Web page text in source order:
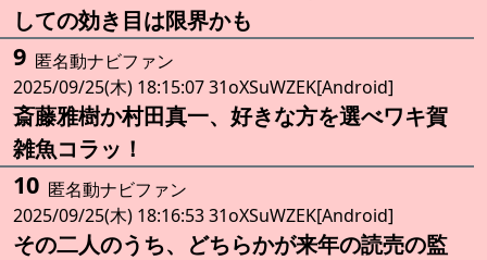
しての効き目は限界かも
9 匿名動ナビファン
2025/09/25(木) 18:15:07 31oXSuWZEK[Android]
斎藤雅樹か村田真一、好きな方を選べワキ賀
雑魚コラッ！
10 匿名動ナビファン
2025/09/25(木) 18:16:53 31oXSuWZEK[Android]
その二人のうち、どちらかが来年の読売の監